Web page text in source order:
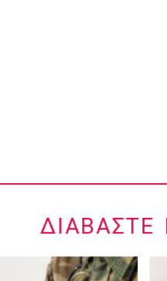
ΔΙΑΒΆΣΤΕ